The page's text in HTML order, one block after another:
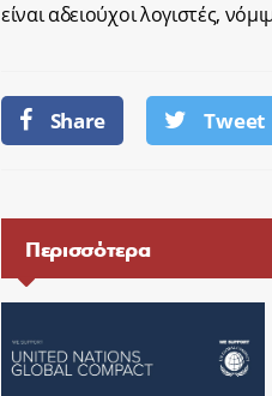
είναι αδειούχοι λογιστές,
Share Tweet
Περισσότερα